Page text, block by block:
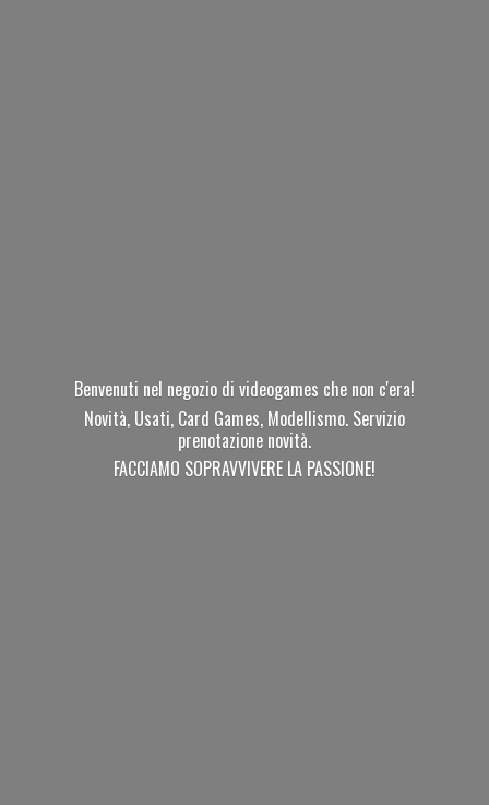
Benvenuti nel negozio di videogames che non c'era!
Novità, Usati, Card Games, Modellismo. Servizio
prenotazione novità.
FACCIAMO SOPRAVVIVERE LA PASSIONE!